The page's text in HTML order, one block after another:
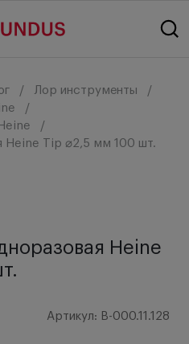
Лор инструменты
Heine Tip ⌀2,5 мм 100 шт.
Heine
Артикул: B-000.11.128